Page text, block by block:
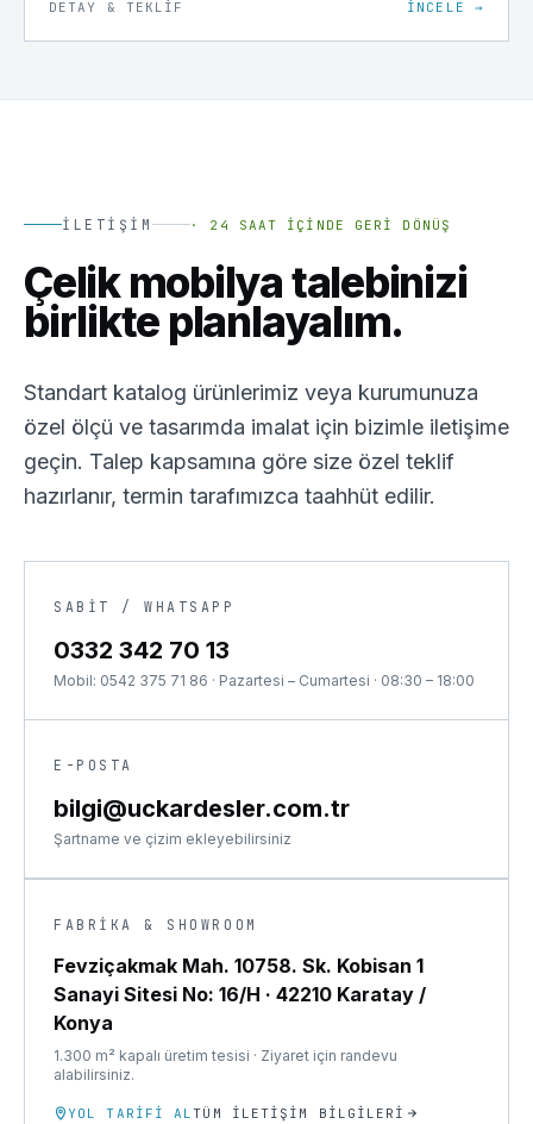
DETAY & TEKLIF İNCELE →
İLETIŞIM · 24 SAAT İÇINDE GERI DÖNÜŞ
Çelik mobilya talebinizi
birlikte planlayalım.
Standart katalog ürünlerimiz veya kurumunuza
özel ölçü ve tasarımda imalat için bizimle iletişime
geçin. Talep kapsamına göre size özel teklif
hazırlanır, termin tarafımızca taahhüt edilir.
SABIT / WHATSAPP
0332 342 70 13
Mobil: 0542 375 71 86 · Pazartesi – Cumartesi · 08:30 – 18:00
E-POSTA
bilgi@uckardesler.com.tr
Şartname ve çizim ekleyebilirsiniz
FABRIKA & SHOWROOM
Fevziçakmak Mah. 10758. Sk. Kobisan 1
Sanayi Sitesi No: 16/H · 42210 Karatay /
Konya
1.300 m² kapalı üretim tesisi · Ziyaret için randevu
alabilirsiniz.
YOL TARIFI ALTÜM İLETIŞIM BILGILERI